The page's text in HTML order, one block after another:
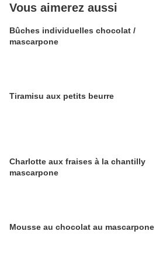
Vous aimerez aussi
Bûches individuelles chocolat /
mascarpone
Tiramisu aux petits beurre
Charlotte aux fraises à la chantilly
mascarpone
Mousse au chocolat au mascarpone